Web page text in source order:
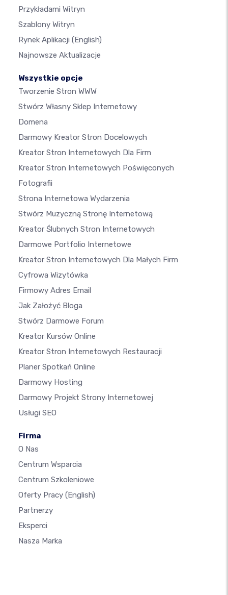
Przykładami Witryn
Szablony Witryn
Rynek Aplikacji (English)
Najnowsze Aktualizacje
Wszystkie opcje
Tworzenie Stron WWW
Stwórz Własny Sklep Internetowy
Domena
Darmowy Kreator Stron Docelowych
Kreator Stron Internetowych Dla Firm
Kreator Stron Internetowych Poświęconych
Fotografii
Strona Internetowa Wydarzenia
Stwórz Muzyczną Stronę Internetową
Kreator Ślubnych Stron Internetowych
Darmowe Portfolio Internetowe
Kreator Stron Internetowych Dla Małych Firm
Cyfrowa Wizytówka
Firmowy Adres Email
Jak Założyć Bloga
Stwórz Darmowe Forum
Kreator Kursów Online
Kreator Stron Internetowych Restauracji
Planer Spotkań Online
Darmowy Hosting
Darmowy Projekt Strony Internetowej
Usługi SEO
Firma
O Nas
Centrum Wsparcia
Centrum Szkoleniowe
Oferty Pracy (English)
Partnerzy
Eksperci
Nasza Marka